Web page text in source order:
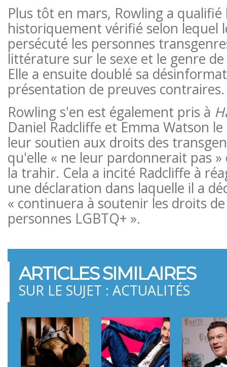
Plus tôt en mars, Rowling a qualifié
historiquement vérifié selon lequel
persécuté les personnes
littérature sur le sexe et le genre
Elle a ensuite doublé sa
présentation de preuves contraires.
Rowling s'en est également pris à
Daniel Radcliffe et Emma Watson
leur soutien aux droits des
qu'elle « ne leur pardonnerait pas »
la trahir. Cela a incité Radcliffe à
une déclaration dans laquelle il a
« continuera à soutenir les droits
personnes LGBTQ+ ».
ARTICLES SIMILAIRES
SUR LE SUJET : ACTUALITÉS